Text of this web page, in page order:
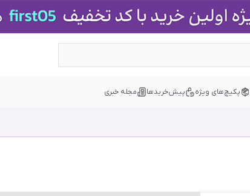
پکیچ‌های ویژه پیش‌خریدها مجله خبری